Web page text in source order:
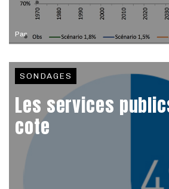
Par
SONDAGES
Les services
cote